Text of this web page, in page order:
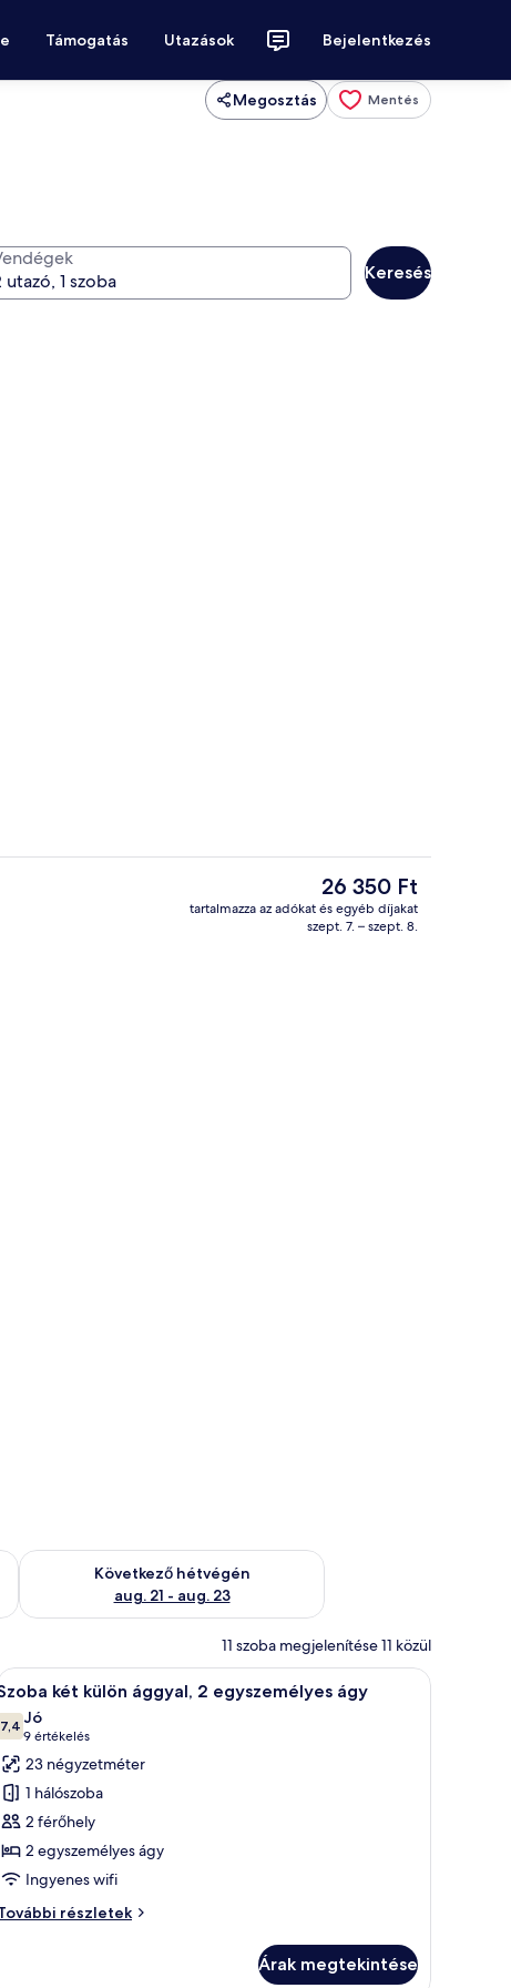
Támogatás Utazások Bejelentkezés
Megosztás Mentés
Keresés
Reggeli, ebéd, vacsora és villásreggeli
A
jelenlegi
ár
26 350 Ft
tartalmazza az adókat és egyéb díjakat
szept. 7. – szept. 8.
aug. 14 - aug. 16
Következő hétvégén
aug. 21 - aug. 23
A következő hétvégi rendelkezésre állás ellenőrzése: aug. 21
11 szoba megjelenítése 11 közül
nagy ágy, egy éjjeliszemélyzet, egy szék és egy rolós ablak található.
szoba
összes
képének
megtekintése:
Szoba
két
külön
Egy szállodai szoba két ággyal,
7 két külön ággyal, 2 egyszemélyes ágy
7,410-ből 7,4
Jó
9 értékelés
(9
értékelés)
23 négyzetméter
1 hálószoba
2 férőhely
2 egyszemélyes ágy
Ingyenes wifi
részletek
Árak megtekintése